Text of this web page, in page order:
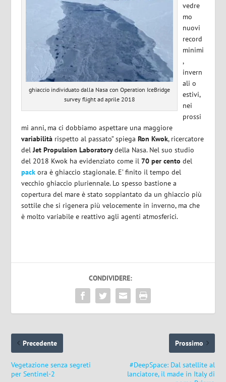
ghiaccio individuato dalla Nasa con Operation IceBridge
survey flight ad aprile 2018
vedre
mo
nuovi
record
minimi
,
invern
ali o
estivi,
nei
prossi
mi anni, ma ci dobbiamo aspettare una maggiore
variabilità rispetto al passato” spiegaRon Kwok, ricercatore
delJet Propulsion Laboratorydella Nasa. Nel suo studio
del 2018 Kwok ha evidenziato come il70 per cento del
pack ora è ghiaccio stagionale. E’ finito il tempo del
vecchio ghiaccio pluriennale. Lo spesso bastione a
copertura del mare è stato soppiantato da un ghiaccio più
sottile che si rigenera più velocemente in inverno, ma che
è molto variabile e reattivo agli agenti atmosferici.
CONDIVIDERE:
Precedente
Vegetazione senza segreti
per Sentinel-2
Prossimo
#DeepSpace: Dal satellite al
lanciatore, il made in Italy di